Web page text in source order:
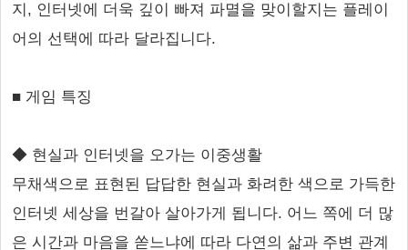
지, 인터넷에 더욱 깊이 빠져 파멸을 맞이할지는 플레이
어의 선택에 따라 달라집니다.
■ 게임 특징
◆ 현실과 인터넷을 오가는 이중생활
무채색으로 표현된 답답한 현실과 화려한 색으로 가득한
인터넷 세상을 번갈아 살아가게 됩니다. 어느 쪽에 더 많
은 시간과 마음을 쏟느냐에 따라 다연의 삶과 주변 관계